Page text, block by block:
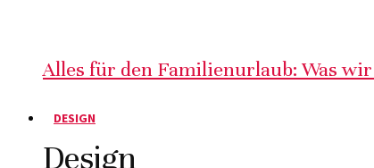
Alles für den Familienurlaub: Was
DESIGN
Design